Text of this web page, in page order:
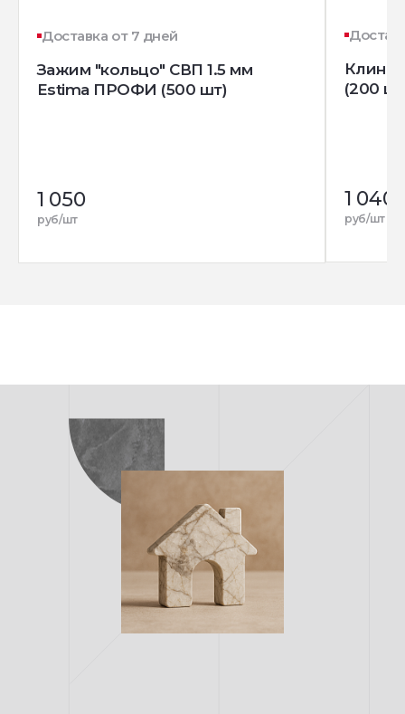
Доставка от 7 дней
Зажим "кольцо" СВП 1.5 мм
Estima ПРОФИ (500 шт)
1 050
руб/шт
Клин
(200
1 040
руб/шт